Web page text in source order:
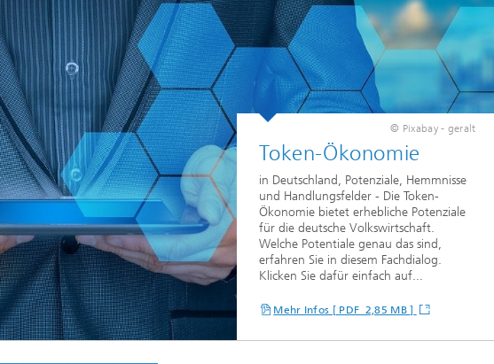
© Pixabay - geralt
Token-Ökonomie
in Deutschland, Potenziale, Hemmnisse
und Handlungsfelder - Die Token-
Ökonomie bietet erhebliche Potenziale
für die deutsche Volkswirtschaft.
Welche Potentiale genau das sind,
erfahren Sie in diesem Fachdialog.
Klicken Sie dafür einfach auf...
Mehr Infos [ PDF 2,85 MB ]